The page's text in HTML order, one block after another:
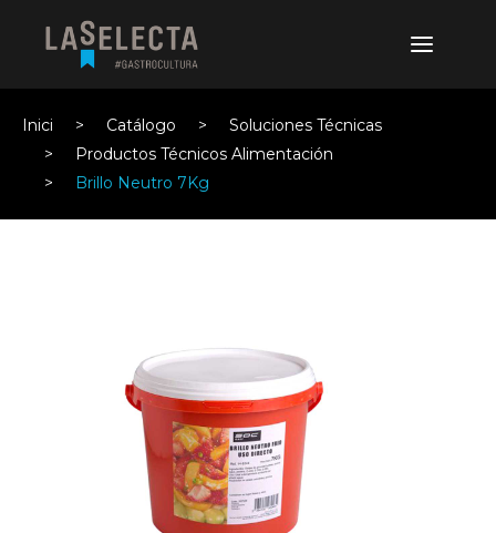
Inici Catálogo
Soluciones Técnicas
Productos Técnicos Alimentación
Brillo Neutro 7Kg